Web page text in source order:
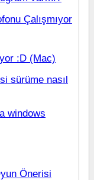
Çalışmıyor
:D (Mac)
sürüme nasıl
windows
Önerisi